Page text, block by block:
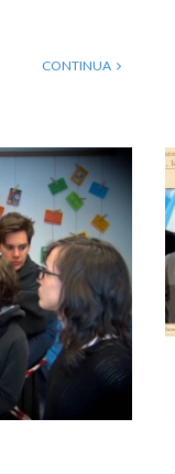
CONTINUA